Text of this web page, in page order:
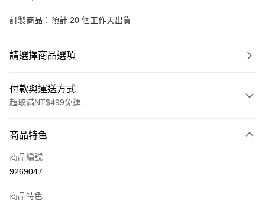
訂製商品：預計 20 個工作天出貨
請選擇商品選項
付款與運送方式
超取滿NT$499免運
信用卡一次付款
超商取貨付款
商品特色
商品編號
9269047
商品特色